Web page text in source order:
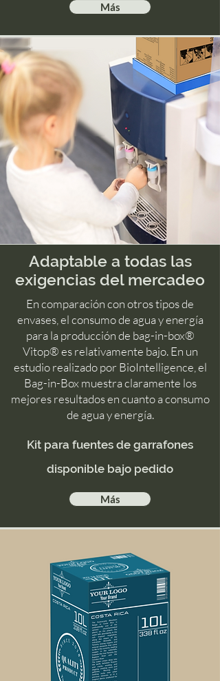
Más
Adaptable a todas las
exigencias del mercadeo
En comparación con otros tipos de
envases, el consumo de agua y energía
para la producción de bag-in-box®
Vitop® es relativamente bajo. En un
estudio realizado por BioIntelligence, el
Bag-in-Box muestra claramente los
mejores resultados en cuanto a consumo
de agua y energía.
Kit para fuentes de garrafones
disponible bajo pedido
Más